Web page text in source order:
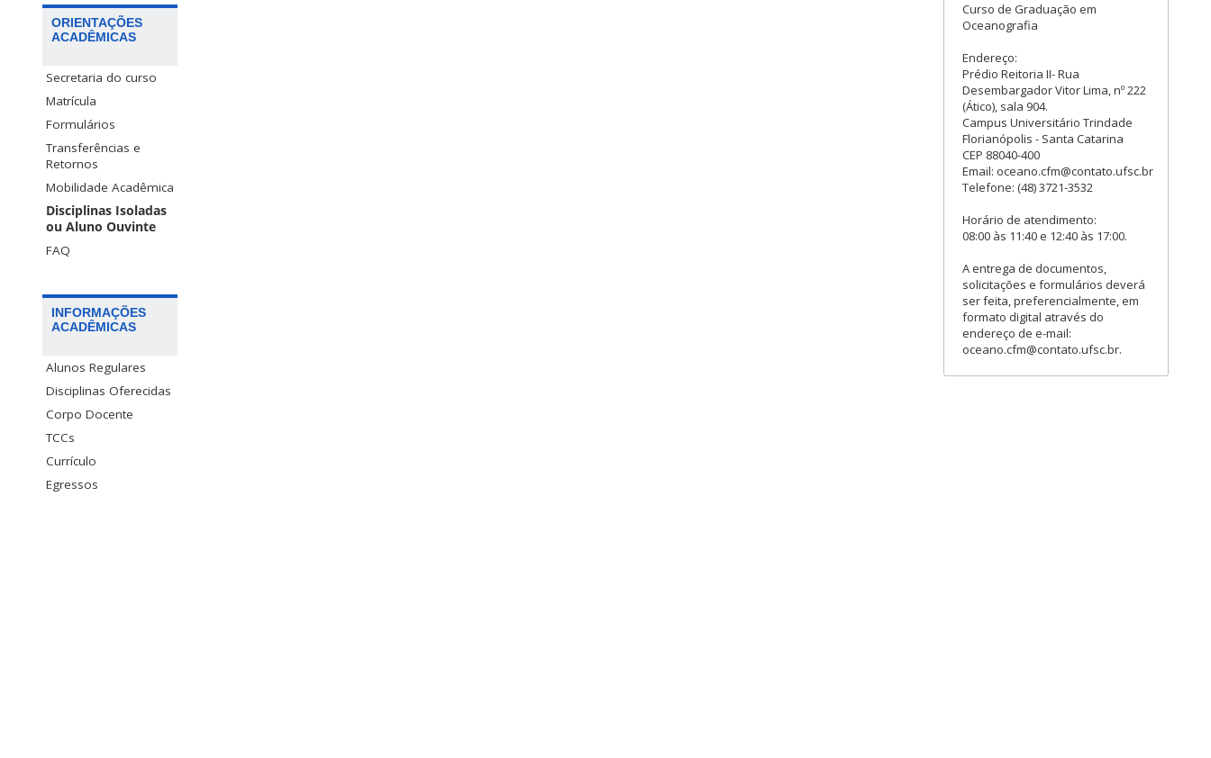
ORIENTAÇÕES
ACADÊMICAS
Secretaria do curso
Matrícula
Formulários
Transferências e
Retornos
Mobilidade Acadêmica
Disciplinas Isoladas
ou Aluno Ouvinte
FAQ
INFORMAÇÕES
ACADÊMICAS
Alunos Regulares
Disciplinas Oferecidas
Corpo Docente
TCCs
Currículo
Egressos
Curso de Graduação em
Oceanografia
Endereço:
Prédio Reitoria II- Rua
Desembargador Vitor Lima, nº 222
(Ático), sala 904.
Campus Universitário Trindade
Florianópolis - Santa Catarina
CEP 88040-400
Email: oceano.cfm@contato.ufsc.br
Telefone: (48) 3721-3532
Horário de atendimento:
08:00 às 11:40 e 12:40 às 17:00.
A entrega de documentos,
solicitações e formulários deverá
ser feita, preferencialmente, em
formato digital através do
endereço de e-mail:
oceano.cfm@contato.ufsc.br.